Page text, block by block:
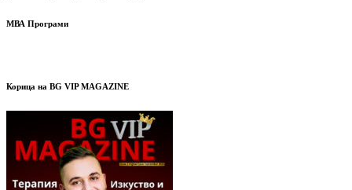
МВА Програми
Корица на BG VIP MAGAZINE